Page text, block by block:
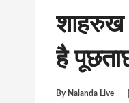
शाहरुख
है
By Nalanda Live